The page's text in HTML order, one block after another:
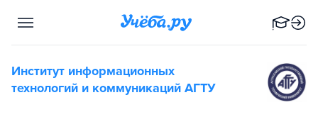
Институт информационных
технологий и коммуникаций АГТУ